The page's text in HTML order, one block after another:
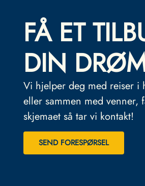
FÅ ET
DIN
Vi hjelper deg med reiser i
eller sammen med
skjemaet så tar vi kontakt!
SEND FORESPØRSEL